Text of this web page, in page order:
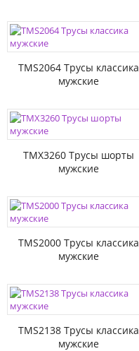
TMS2064 Трусы классика
мужские
TMX3260 Трусы шорты
мужские
TMS2000 Трусы классика
мужские
TMS2138 Трусы классика
мужские